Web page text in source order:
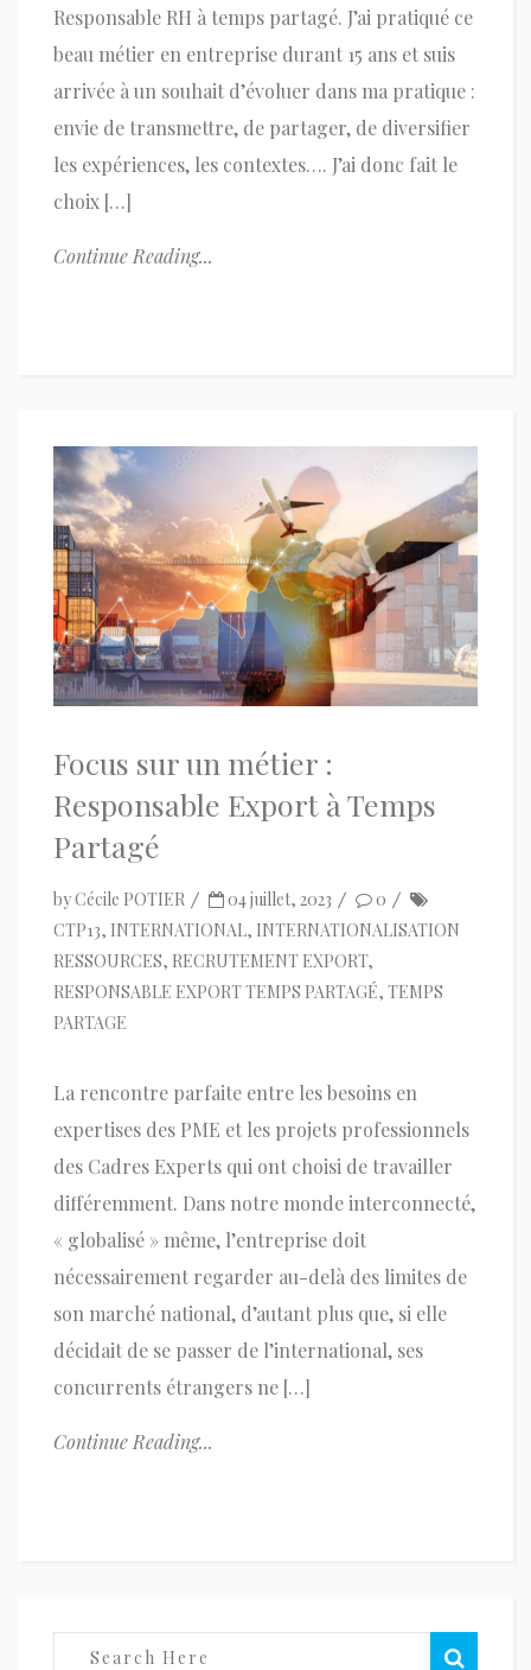
Responsable RH à temps partagé. J’ai pratiqué ce
beau métier en entreprise durant 15 ans et suis
arrivée à un souhait d’évoluer dans ma pratique :
envie de transmettre, de partager, de diversifier
les expériences, les contextes…. J’ai donc fait le
choix […]
Continue Reading...
Focus sur un métier :
Responsable Export à Temps
Partagé
byCécile POTIER 04 juillet, 2023
0
CTP13, INTERNATIONAL, INTERNATIONALISATION
RESSOURCES, RECRUTEMENT EXPORT,
RESPONSABLE EXPORT TEMPS PARTAGÉ, TEMPS
PARTAGE
La rencontre parfaite entre les besoins en
expertises des PME et les projets professionnels
des Cadres Experts qui ont choisi de travailler
différemment. Dans notre monde interconnecté,
« globalisé » même, l’entreprise doit
nécessairement regarder au-delà des limites de
son marché national, d’autant plus que, si elle
décidait de se passer de l’international, ses
concurrents étrangers ne […]
Continue Reading...